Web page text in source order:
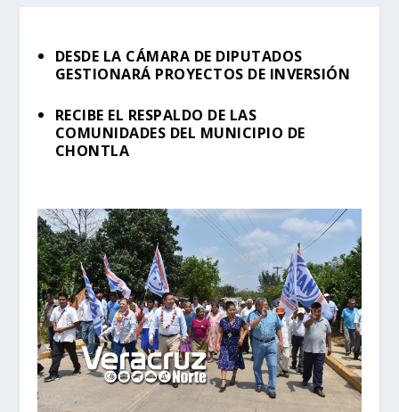
DESDE LA CÁMARA DE DIPUTADOS
GESTIONARÁ PROYECTOS DE INVERSIÓN
RECIBE EL RESPALDO DE LAS
COMUNIDADES DEL MUNICIPIO DE
CHONTLA